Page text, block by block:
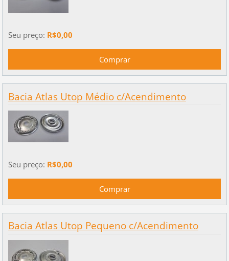
Seu preço: R$0,00
Bacia Atlas Utop Médio c/Acendimento
Seu preço: R$0,00
Bacia Atlas Utop Pequeno c/Acendimento